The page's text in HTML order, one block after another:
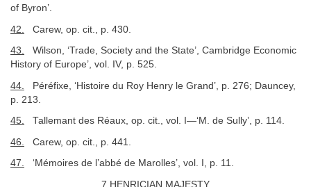
of Byron’.
42. Carew, op. cit., p. 430.
43. Wilson, ‘Trade, Society and the State’, Cambridge Economic
History of Europe’, vol. IV, p. 525.
44.
Péréfixe, ‘Histoire du Roy Henry le Grand’, p. 276; Dauncey,
p. 213.
45. Tallemant des Réaux, op. cit., vol. I—‘M. de Sully’, p. 114.
46. Carew, op. cit., p. 441.
47. ‘Mémoires de l’abbé de Marolles’, vol. I, p. 11.
7 HENRICIAN MAJESTY